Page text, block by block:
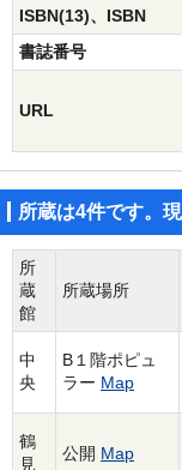
ISBN(13)、ISBN
書誌番号
URL
所蔵は4件です。
所
蔵
館
所蔵場所
中
央
B１階ポピュ
ラー Map
鶴
見
公開 Map